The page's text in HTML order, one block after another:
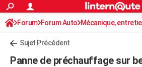
ACTUALITÉS
Politique
Société
Faits Divers
Education
Monde
Villes
+
S'inscrire
Connexion
Forum Forum Auto Mécanique,
Sujet Précédent
Panne de préchauffage sur